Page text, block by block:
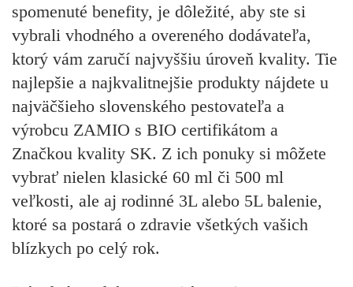
spomenuté benefity, je dôležité, aby ste si
vybrali vhodného a overeného dodávateľa,
ktorý vám zaručí najvyššiu úroveň kvality. Tie
najlepšie a najkvalitnejšie produkty nájdete u
najväčšieho slovenského pestovateľa a
výrobcu ZAMIO s BIO certifikátom a
Značkou kvality SK. Z ich ponuky si môžete
vybrať nielen klasické 60 ml či 500 ml
veľkosti, ale aj rodinné 3L alebo 5L balenie,
ktoré sa postará o zdravie všetkých vašich
blízkych po celý rok.